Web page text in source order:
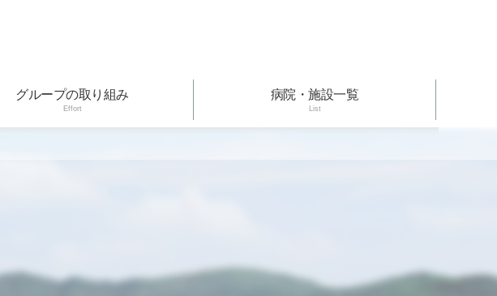
グループの取り組み
Effort
病院・施設一覧
List